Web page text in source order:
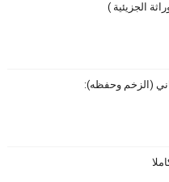
الجزيئية )
(الزخم وحفظه):